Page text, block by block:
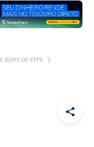
BDRS DE ETFS